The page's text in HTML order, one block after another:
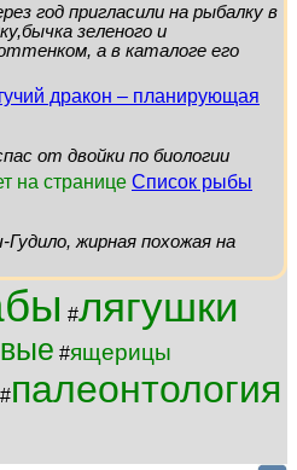
год пригласили на рыбалку в
зеленого и
а в каталоге его
дракон – планирующая
от двойки по биологии
на странице Список рыбы
жирная похожая на
#лягушки
#ящерицы
#палеонтология